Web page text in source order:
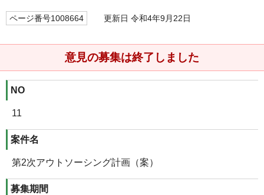
ページ番号1008664 更新日 令和4年9月22日
意見の募集は終了しました
NO
11
案件名
第2次アウトソーシング計画（案）
募集期間